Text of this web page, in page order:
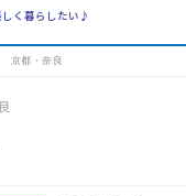
く暮らしたい♪
京都・奈良